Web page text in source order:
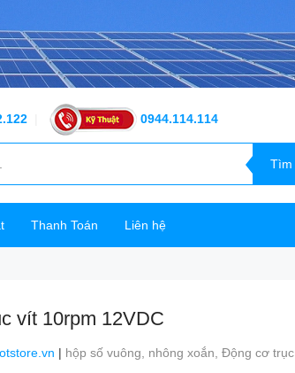
| 0944.114.114
Thanh Toán Liên hệ
vít 10rpm 12VDC
| hộp số vuông, nhông xoắn, Động cơ trục